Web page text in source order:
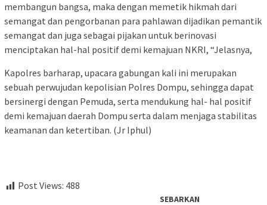
membangun bangsa, maka dengan memetik hikmah dari
semangat dan pengorbanan para pahlawan dijadikan pemantik
semangat dan juga sebagai pijakan untuk berinovasi
menciptakan hal-hal positif demi kemajuan NKRI, “Jelasnya,
Kapolres barharap, upacara gabungan kali ini merupakan
sebuah perwujudan kepolisian Polres Dompu, sehingga dapat
bersinergi dengan Pemuda, serta mendukung hal- hal positif
demi kemajuan daerah Dompu serta dalam menjaga stabilitas
keamanan dan ketertiban. (Jr Iphul)
Post Views: 488
SEBARKAN